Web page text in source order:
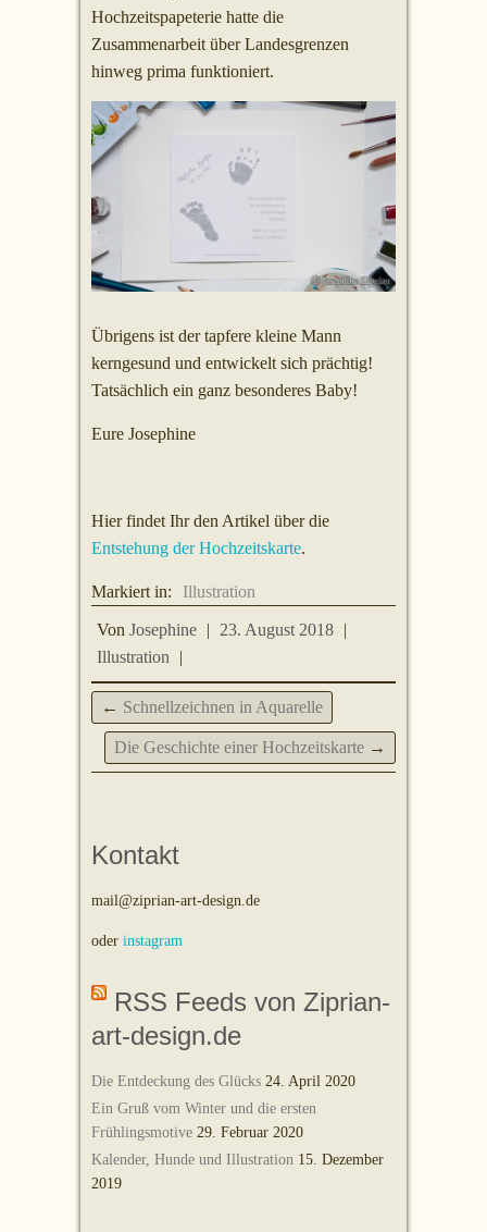
Hochzeitspapeterie hatte die
Zusammenarbeit über Landesgrenzen
hinweg prima funktioniert.
Übrigens ist der tapfere kleine Mann
kerngesund und entwickelt sich prächtig!
Tatsächlich ein ganz besonderes Baby!
Eure Josephine
Hier findet Ihr den Artikel über die
Entstehung der Hochzeitskarte.
Markiert in: Illustration
Von Josephine | 23. August 2018 |
Illustration
|
← Schnellzeichnen in Aquarelle
Die Geschichte einer Hochzeitskarte →
Kontakt
mail@ziprian-art-design.de
oder instagram
RSS Feeds von Ziprian-
art-design.de
Die Entdeckung des Glücks 24. April 2020
Ein Gruß vom Winter und die ersten
Frühlingsmotive 29. Februar 2020
Kalender, Hunde und Illustration 15. Dezember
2019